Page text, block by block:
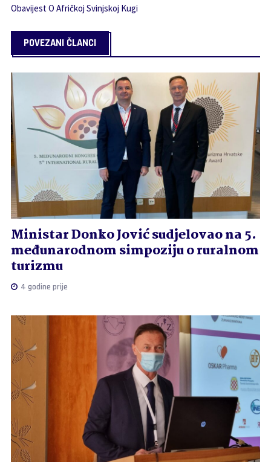
Obavijest O Afričkoj Svinjskoj Kugi
POVEZANI ČLANCI
Ministar Donko Jović sudjelovao na 5.
međunarodnom simpoziju o ruralnom
turizmu
4 godine prije